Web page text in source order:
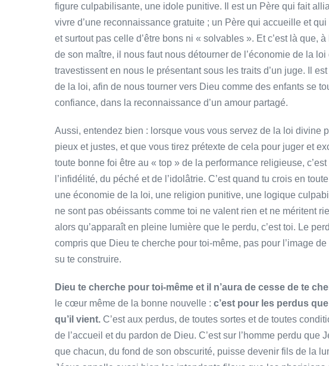
figure culpabilisante, une idole punitive. Il est un Père qui fait
vivre d’une reconnaissance gratuite ; un Père qui accueille et
et surtout pas celle d’être bons ni « solvables ». Et c’est là que,
de son maître, il nous faut nous détourner de l’économie de la
travestissent en nous le présentant sous les traits d’un juge. Il
de la loi, afin de nous tourner vers Dieu comme des enfants se
confiance, dans la reconnaissance d’un amour partagé.
Aussi, entendez bien : lorsque vous vous servez de la loi divine
pieux et justes, et que vous tirez prétexte de cela pour juger et
toute bonne foi être au « top » de la performance religieuse,
l’infidélité, du péché et de l’idolâtrie. C’est quand tu crois en
une économie de la loi, une religion punitive, une logique
ne sont pas obéissants comme toi ne valent rien et ne méritent
alors qu’apparaît en pleine lumière que le perdu, c’est toi. Le
compris que Dieu te cherche pour toi-même, pas pour l’image
su te construire.
Dieu te cherche pour toi-même et il n’aura de cesse de te
le cœur même de la bonne nouvelle : c’est pour les perdus
qu’il vient. C’est aux perdus, de toutes sortes et de toutes
de l’accueil et du pardon de Dieu. C’est sur l’homme perdu que
que chacun, du fond de son obscurité, puisse devenir fils de la